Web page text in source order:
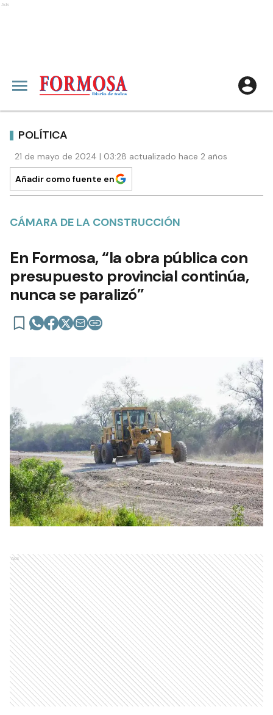
Ads
POLÍTICA
21 de mayo de 2024 | 03:28 actualizado hace 2 años
Añadir como fuente en
CÁMARA DE LA CONSTRUCCIÓN
En Formosa, “la obra pública con
presupuesto provincial continúa,
nunca se paralizó”
Ads